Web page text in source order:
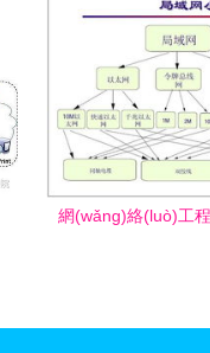
時(shí)代
網(wǎng)絡(luò)工